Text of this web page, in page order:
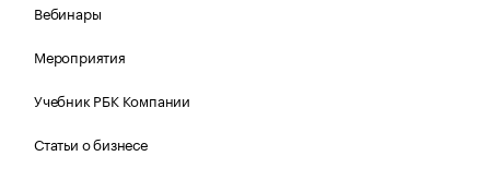
Вебинары
Мероприятия
Учебник РБК Компании
Статьи о бизнесе